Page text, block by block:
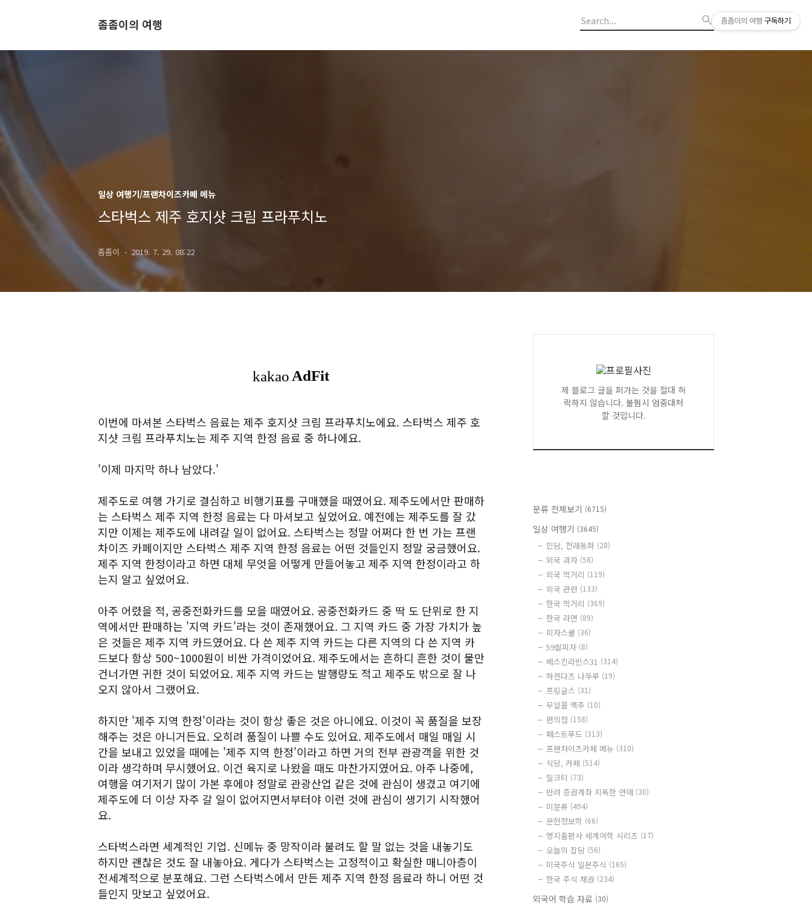
좀좀이의 여행
일상 여행기/프랜차이즈카페 메뉴
스타벅스 제주 호지샷 크림 프라푸치노
좀좀이 2019. 7. 29. 08:22
이번에 마셔본 스타벅스 음료는 제주 호지샷 크림 프라푸치노에요. 스타벅스 제주 호
지샷 크림 프라푸치노는 제주 지역 한정 음료 중 하나에요.
'이제 마지막 하나 남았다.'
제주도로 여행 가기로 결심하고 비행기표를 구매했을 때였어요. 제주도에서만 판매하
는 스타벅스 제주 지역 한정 음료는 다 마셔보고 싶었어요. 예전에는 제주도를 잘 갔
지만 이제는 제주도에 내려갈 일이 없어요. 스타벅스는 정말 어쩌다 한 번 가는 프랜
차이즈 카페이지만 스타벅스 제주 지역 한정 음료는 어떤 것들인지 정말 궁금했어요.
제주 지역 한정이라고 하면 대체 무엇을 어떻게 만들어놓고 제주 지역 한정이라고 하
는지 알고 싶었어요.
아주 어렸을 적, 공중전화카드를 모을 때였어요. 공중전화카드 중 딱 도 단위로 한 지
역에서만 판매하는 '지역 카드'라는 것이 존재했어요. 그 지역 카드 중 가장 가치가 높
은 것들은 제주 지역 카드였어요. 다 쓴 제주 지역 카드는 다른 지역의 다 쓴 지역 카
드보다 항상 500~1000원이 비싼 가격이었어요. 제주도에서는 흔하디 흔한 것이 물만
건너가면 귀한 것이 되었어요. 제주 지역 카드는 발행량도 적고 제주도 밖으로 잘 나
오지 않아서 그랬어요.
하지만 '제주 지역 한정'이라는 것이 항상 좋은 것은 아니에요. 이것이 꼭 품질을 보장
해주는 것은 아니거든요. 오히려 품질이 나쁠 수도 있어요. 제주도에서 매일 매일 시
간을 보내고 있었을 때에는 '제주 지역 한정'이라고 하면 거의 전부 관광객을 위한 것
이라 생각하며 무시했어요. 이건 육지로 나왔을 때도 마찬가지였어요. 아주 나중에,
여행을 여기저기 많이 가본 후에야 정말로 관광산업 같은 것에 관심이 생겼고 여기에
제주도에 더 이상 자주 갈 일이 없어지면서부터야 이런 것에 관심이 생기기 시작했어
요.
스타벅스라면 세계적인 기업. 신메뉴 중 망작이라 불려도 할 말 없는 것을 내놓기도
하지만 괜찮은 것도 잘 내놓아요. 게다가 스타벅스는 고정적이고 확실한 매니아층이
전세계적으로 분포해요. 그런 스타벅스에서 만든 제주 지역 한정 음료라 하니 어떤 것
들인지 맛보고 싶었어요.
제 블로그 글을 퍼가는 것을 절대 허
락하지 않습니다. 불펌시 엄중대처
할 것입니다.
분류 전체보기 (6715)
일상 여행기 (3645)
민담, 전래동화 (28)
외국 과자 (58)
외국 먹거리 (119)
외국 관련 (133)
한국 먹거리 (369)
한국 라면 (89)
피자스쿨 (36)
59쌀피자 (8)
베스킨라빈스31 (314)
하겐다즈 나뚜루 (19)
프링글스 (31)
무알콜 맥주 (10)
편의점 (158)
패스트푸드 (313)
프랜차이즈카페 메뉴 (310)
식당, 카페 (514)
밀크티 (73)
반려 증권계좌 지독한 연애 (30)
미분류 (494)
문헌정보학 (66)
명지출판사 세계어학 시리즈 (17)
오늘의 잡담 (56)
미국주식 일본주식 (165)
한국 주식 채권 (234)
외국어 학습 자료 (30)
좀좀이의 여행 구독하기